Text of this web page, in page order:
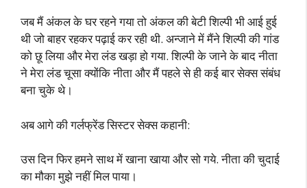
जब मैं अंकल के घर रहने गया तो अंकल की बेटी शिल्पी भी आई हुई
थी जो बाहर रहकर पढ़ाई कर रही थी. अन्जाने में मैंने शिल्पी की गांड
को छू लिया और मेरा लंड खड़ा हो गया. शिल्पी के जाने के बाद नीता
ने मेरा लंड चूसा क्योंकि नीता और मैं पहले से ही कई बार सेक्स संबंध
बना चुके थे।
अब आगे की गर्लफ्रेंड सिस्टर सेक्स कहानी:
उस दिन फिर हमने साथ में खाना खाया और सो गये. नीता की चुदाई
का मौका मुझे नहीं मिल पाया।